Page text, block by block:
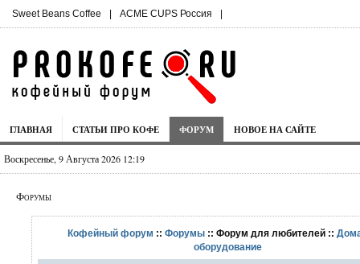
Sweet Beans Coffee | ACME CUPS Россия |
ГЛАВНАЯ СТАТЬИ ПРО КОФЕ ФОРУМ НОВОЕ НА САЙТЕ
Воскресенье, 9 Августа 2026 12:19
Форумы
Кофейный форум ::Форумы :: Форум для любителей ::
оборудование